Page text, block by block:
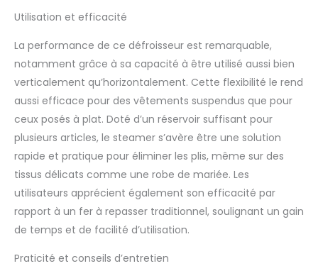
recharge. Parfait pour
les réparations rapides
et les longues sessions
de repassage.
Compatibilité
polyvalente des tissus :
notre défroisseur
vapeur lisse facilement
les plis sur le coton, le
lin, le polyester, la
mousseline, la laine et
plus encore. Ce fer
vapeur est parfait pour
rafraîchir les rideaux,
Utilisation et efficacité
La performance de ce défroisseur est remarquable,
notamment grâce à sa capacité à être utilisé aussi bien
verticalement qu’horizontalement. Cette flexibilité le rend
aussi efficace pour des vêtements suspendus que pour
ceux posés à plat. Doté d’un réservoir suffisant pour
plusieurs articles, le steamer s’avère être une solution
rapide et pratique pour éliminer les plis, même sur des
tissus délicats comme une robe de mariée. Les
utilisateurs apprécient également son efficacité par
rapport à un fer à repasser traditionnel, soulignant un gain
de temps et de facilité d’utilisation.
Praticité et conseils d’entretien